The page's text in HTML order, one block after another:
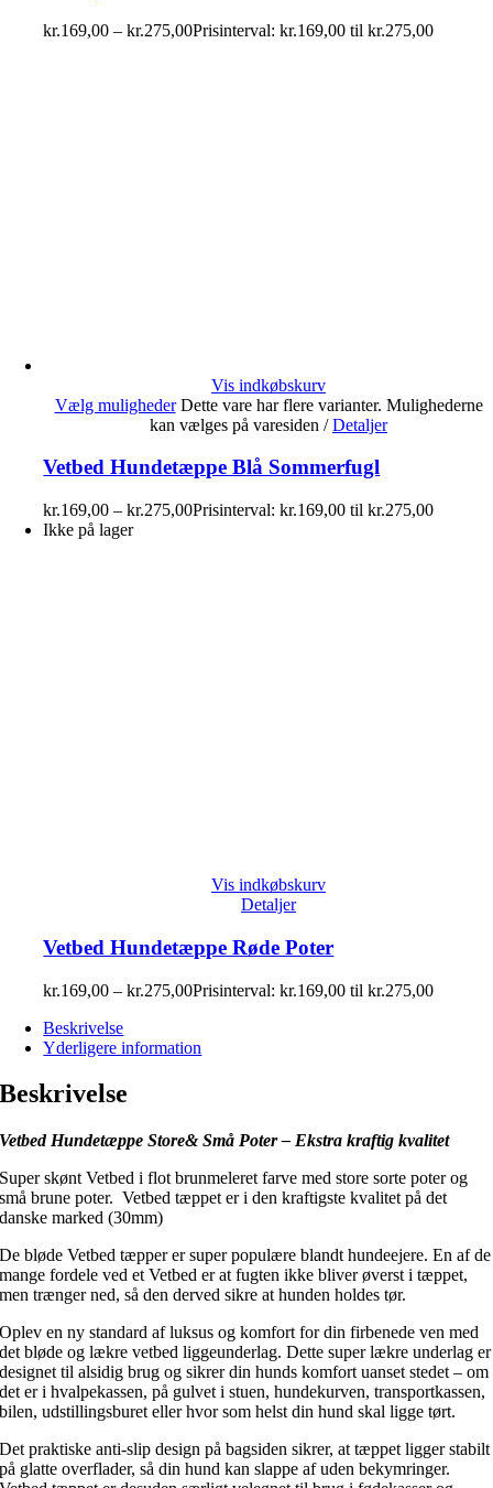
kr.169,00 – kr.275,00Prisinterval: kr.169,00 til kr.275,00
Vis indkøbskurv
Vælg muligheder Dette vare har flere varianter. Mulighederne
kan vælges på varesiden / Detaljer
Vetbed Hundetæppe Blå Sommerfugl
kr.169,00 – kr.275,00Prisinterval: kr.169,00 til kr.275,00
Ikke på lager
Vis indkøbskurv
Detaljer
Vetbed Hundetæppe Røde Poter
kr.169,00 – kr.275,00Prisinterval: kr.169,00 til kr.275,00
Beskrivelse
Yderligere information
Beskrivelse
Vetbed Hundetæppe Store& Små Poter – Ekstra kraftig kvalitet
Super skønt Vetbed i flot brunmeleret farve med store sorte poter og
små brune poter. Vetbed tæppet er i den kraftigste kvalitet på det
danske marked (30mm)
De bløde Vetbed tæpper er super populære blandt hundeejere. En af de
mange fordele ved et Vetbed er at fugten ikke bliver øverst i tæppet,
men trænger ned, så den derved sikre at hunden holdes tør.
Oplev en ny standard af luksus og komfort for din firbenede ven med
det bløde og lækre vetbed liggeunderlag. Dette super lækre underlag er
designet til alsidig brug og sikrer din hunds komfort uanset stedet – om
det er i hvalpekassen, på gulvet i stuen, hundekurven, transportkassen,
bilen, udstillingsburet eller hvor som helst din hund skal ligge tørt.
Det praktiske anti-slip design på bagsiden sikrer, at tæppet ligger stabilt
på glatte overflader, så din hund kan slappe af uden bekymringer.